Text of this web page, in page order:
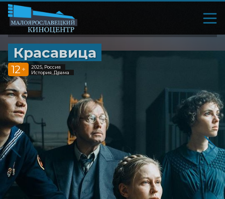
Красавица
12 +
2025, Россия
История, Драма